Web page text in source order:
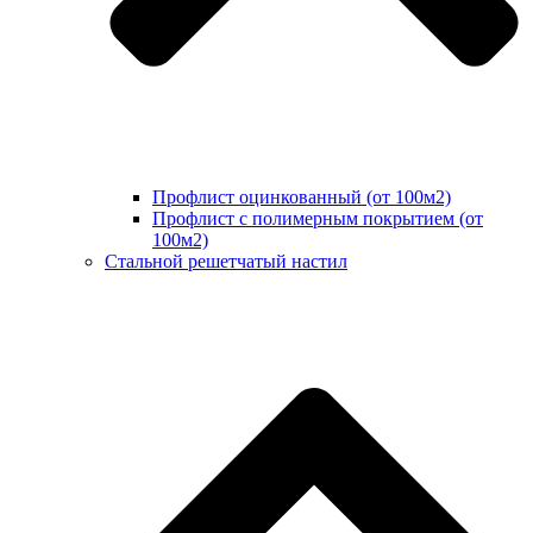
Профлист оцинкованный (от 100м2)
Профлист с полимерным покрытием (от
100м2)
Стальной решетчатый настил